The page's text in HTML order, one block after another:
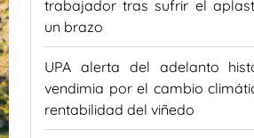
trabajador tras sufrir el
un brazo
UPA alerta del adelanto
vendimia por el cambio
rentabilidad del viñedo